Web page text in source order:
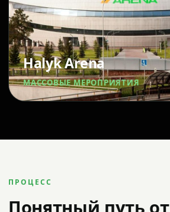
Halyk Arena
МАССОВЫЕ МЕРОПРИЯТИЯ
ПРОЦЕСС
Понятный путь от